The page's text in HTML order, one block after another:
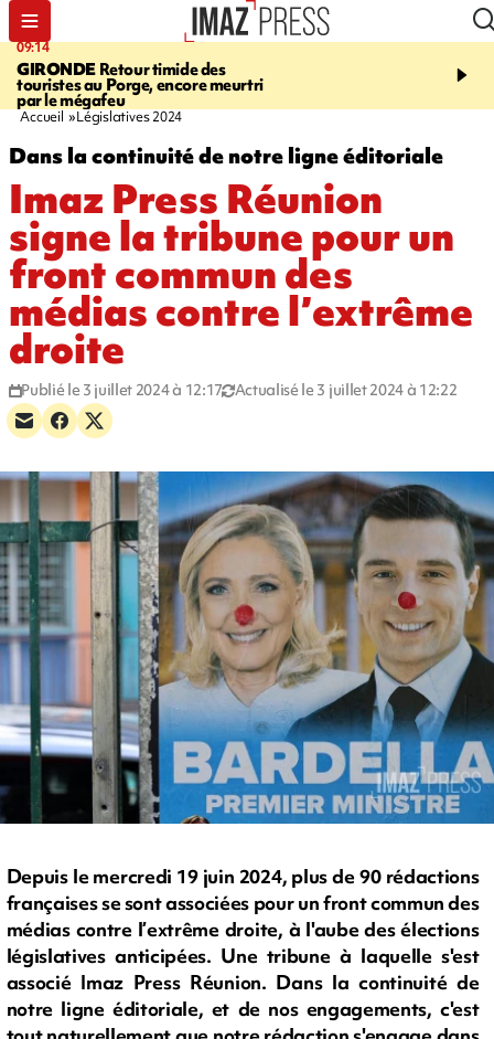
meurtri
13:09
CONFLITDes échanges de frappes
font cinq morts en Ukraine et en
Russie
12:10
LE PORT
Accueil Législatives 2024
Dans la continuité de notre ligne éditoriale
Imaz Press Réunion
signe la tribune pour un
front commun des
médias contre l’extrême
droite
Publié le 3 juillet 2024 à 12:17 Actualisé le 3 juillet 2024 à 12:22
Depuis le mercredi 19 juin 2024, plus de 90 rédactions
françaises se sont associées pour un front commun des
médias contre l’extrême droite, à l'aube des élections
législatives anticipées. Une tribune à laquelle s'est
associé Imaz Press Réunion. Dans la continuité de
notre ligne éditoriale, et de nos engagements, c'est